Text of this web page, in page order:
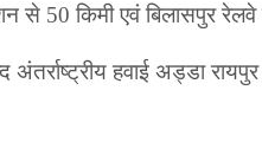
से 50 किमी एवं बिलासपुर
अंतर्राष्ट्रीय हवाई अड्डा